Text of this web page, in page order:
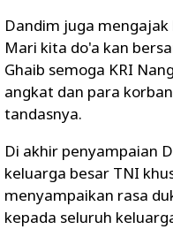
Dandim juga
Mari kita do'a kan
Ghaib semoga KRI
angkat dan para
tandasnya.
Di akhir penyampaian
keluarga besar TNI
menyampaikan rasa
kepada seluruh